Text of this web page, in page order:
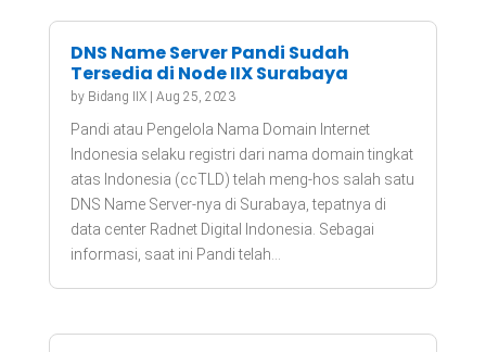
DNS Name Server Pandi Sudah
Tersedia di Node IIX Surabaya
by Bidang IIX| Aug 25, 2023
Pandi atau Pengelola Nama Domain Internet
Indonesia selaku registri dari nama domain tingkat
atas Indonesia (ccTLD) telah meng-hos salah satu
DNS Name Server-nya di Surabaya, tepatnya di
data center Radnet Digital Indonesia. Sebagai
informasi, saat ini Pandi telah...